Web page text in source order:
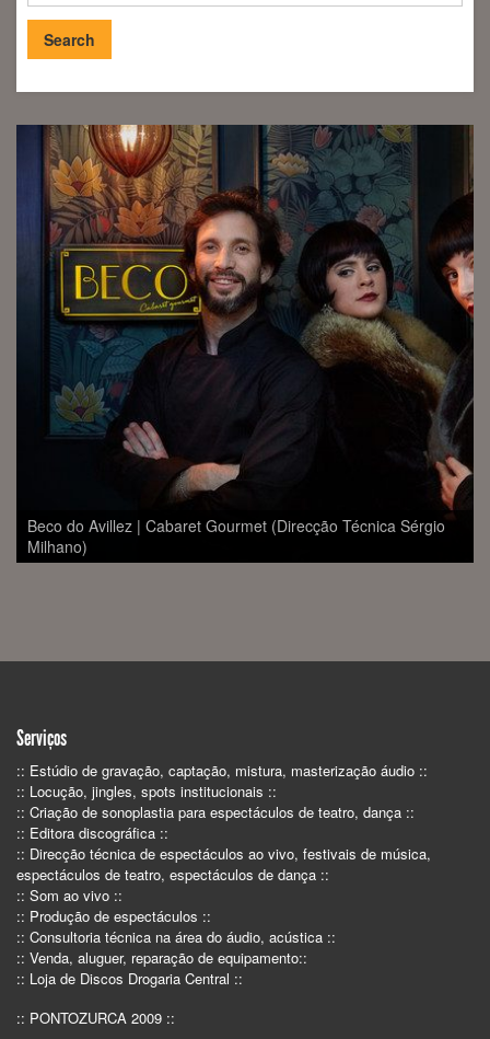
Beco do Avillez | Cabaret Gourmet (Direcção Técnica Sérgio
Milhano)
Serviços
:: Estúdio de gravação, captação, mistura, masterização áudio ::
:: Locução, jingles, spots institucionais ::
:: Criação de sonoplastia para espectáculos de teatro, dança ::
:: Editora discográfica ::
:: Direcção técnica de espectáculos ao vivo, festivais de música,
espectáculos de teatro, espectáculos de dança ::
:: Som ao vivo ::
:: Produção de espectáculos ::
:: Consultoria técnica na área do áudio, acústica ::
:: Venda, aluguer, reparação de equipamento::
:: Loja de Discos Drogaria Central ::
:: PONTOZURCA 2009 ::